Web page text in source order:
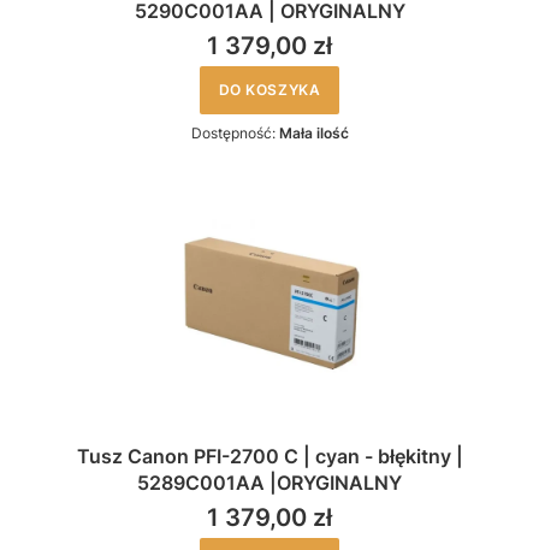
5290C001AA | ORYGINALNY
1 379,00 zł
DO KOSZYKA
Dostępność: Mała ilość
Tusz Canon PFI-2700 C | cyan - błękitny |
5289C001AA |ORYGINALNY
1 379,00 zł